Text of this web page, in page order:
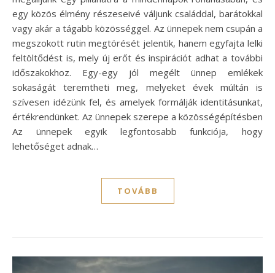
egy közös élmény részeseivé váljunk családdal, barátokkal
vagy akár a tágabb közösséggel. Az ünnepek nem csupán a
megszokott rutin megtörését jelentik, hanem egyfajta lelki
feltöltődést is, mely új erőt és inspirációt adhat a további
időszakokhoz. Egy-egy jól megélt ünnep emlékek
sokaságát teremtheti meg, melyeket évek múltán is
szívesen idézünk fel, és amelyek formálják identitásunkat,
értékrendünket. Az ünnepek szerepe a közösségépítésben
Az ünnepek egyik legfontosabb funkciója, hogy
lehetőséget adnak…
TOVÁBB